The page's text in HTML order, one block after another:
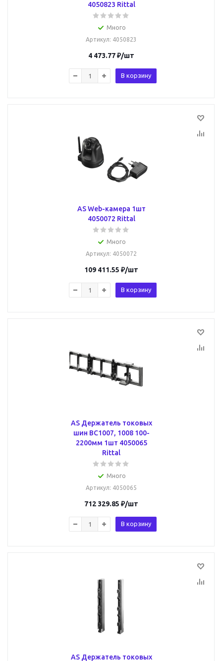
4050823 Rittal
Много
Артикул: 4050823
4 473.77₽/шт
В корзину
AS Web-камера 1шт
4050072 Rittal
Много
Артикул: 4050072
109 411.55 ₽/шт
В корзину
AS Держатель токовых
шин BC1007, 1008 100-
2200мм 1шт 4050065
Rittal
Много
Артикул: 4050065
712 329.85 ₽/шт
В корзину
AS Держатель токовых